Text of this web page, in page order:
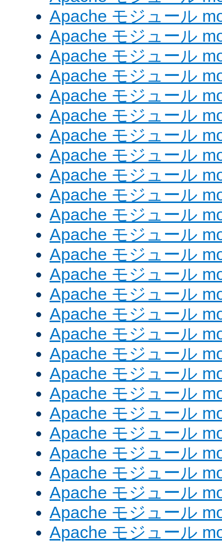
Apache モジュール
Apache モジュール
Apache モジュール
Apache モジュール
Apache モジュール
Apache モジュール
Apache モジュール
Apache モジュール
Apache モジュール
Apache モジュール
Apache モジュール
Apache モジュール
Apache モジュール
Apache モジュール
Apache モジュール
Apache モジュール
Apache モジュール
Apache モジュール
Apache モジュール
Apache モジュール
Apache モジュール
Apache モジュール
Apache モジュール
Apache モジュール
Apache モジュール
Apache モジュール
Apache モジュール